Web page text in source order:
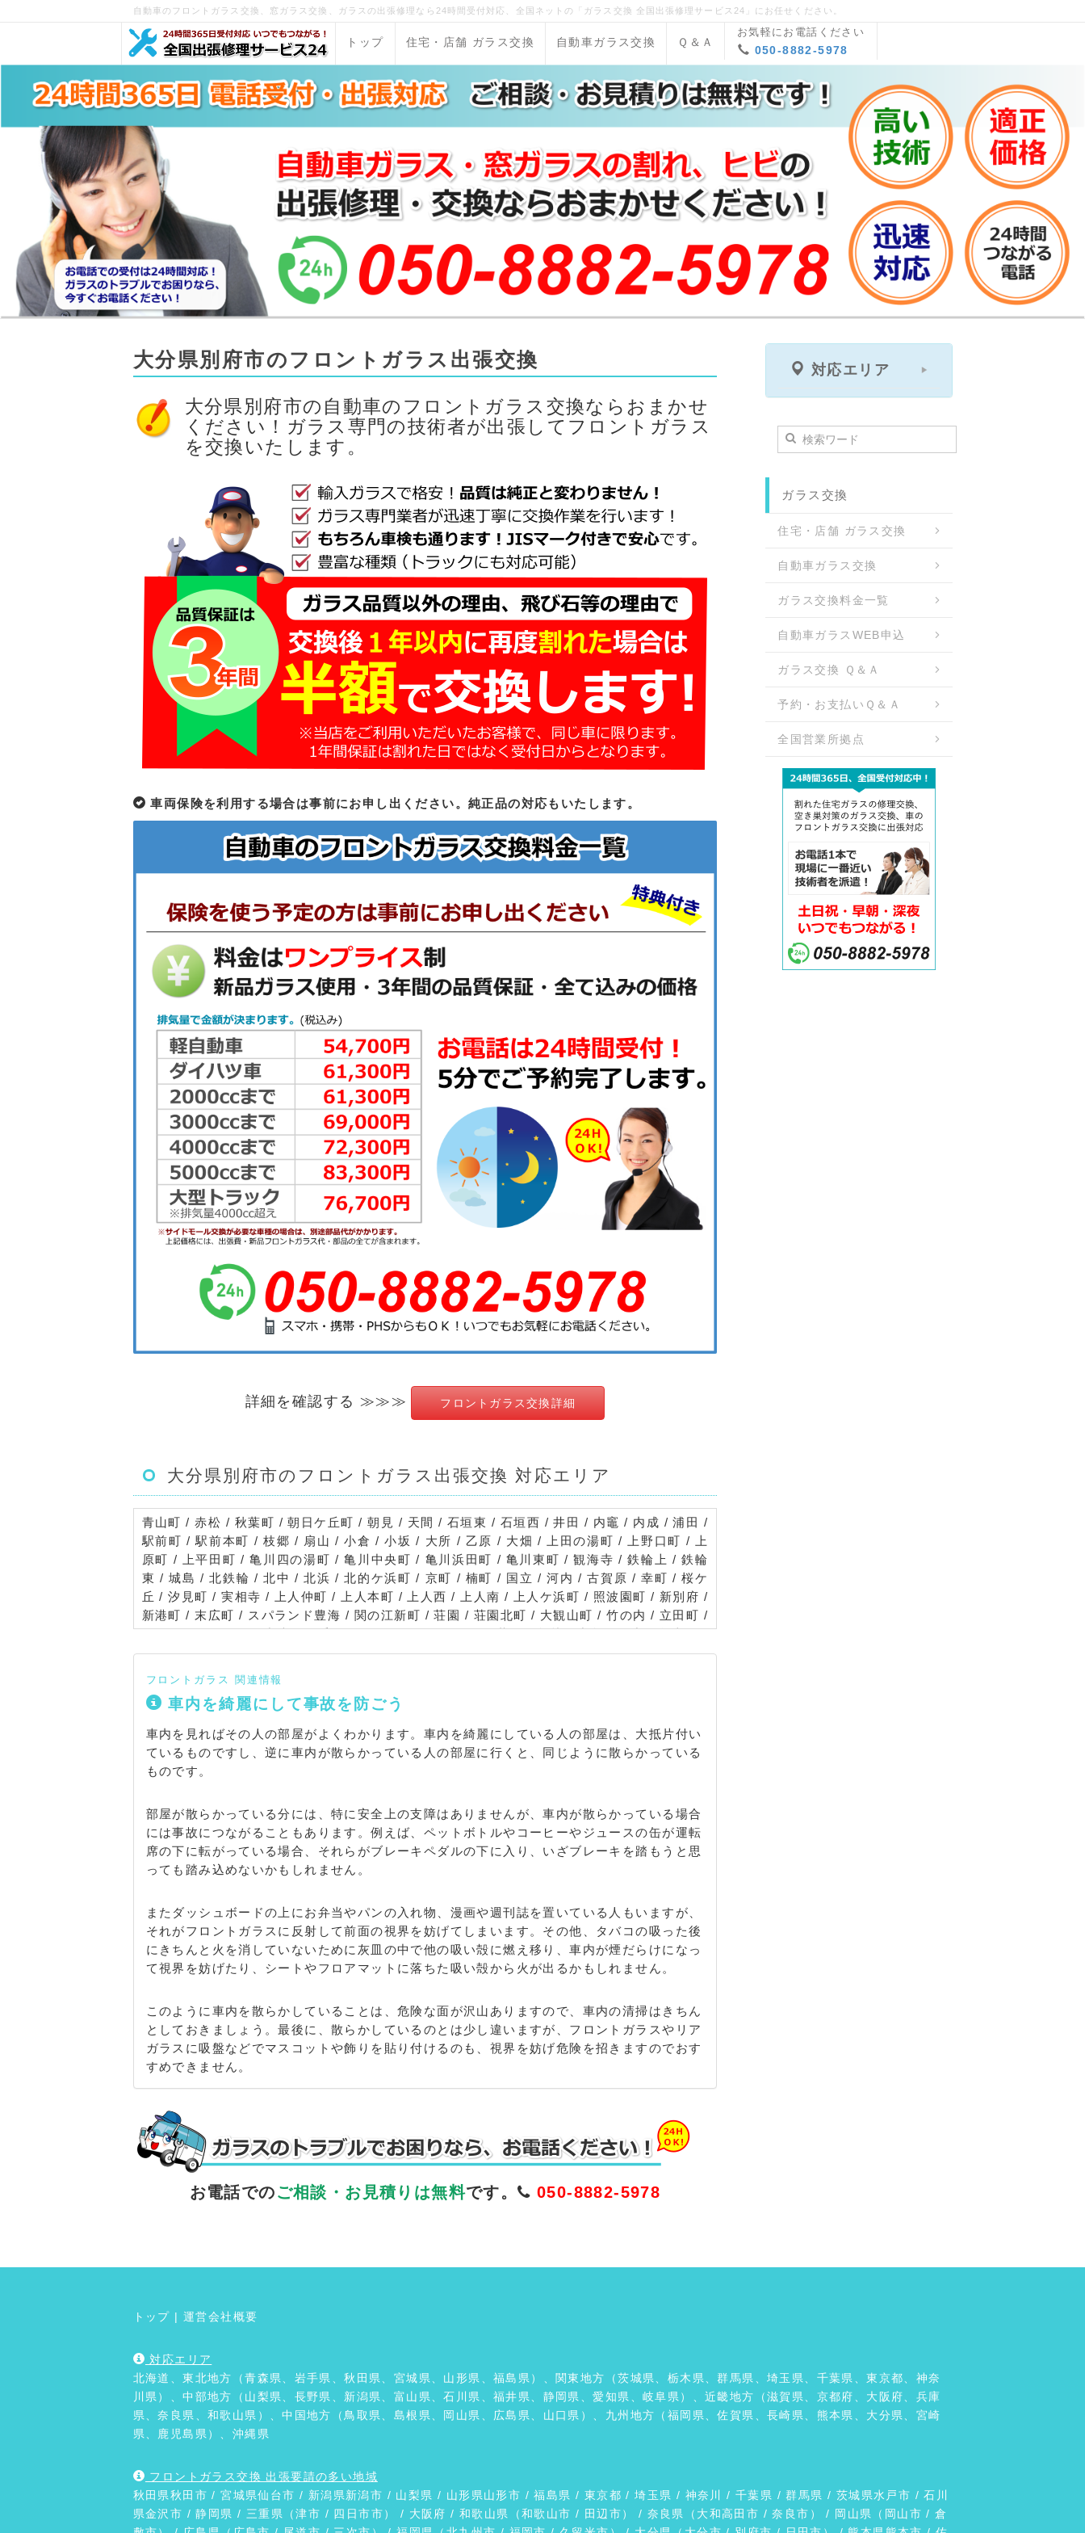
自動車のフロントガラス交換、窓ガラス交換、ガラスの出張修理なら24時間受付対応、全国ネットの「ガラス交換 全国出張修理サービス24」にお任せください。
トップ 住宅・店舗 ガラス交換 自動車ガラス交換 Ｑ＆Ａ
お気軽にお電話ください
050-8882-5978
大分県別府市のフロントガラス出張交換
大分県別府市の自動車のフロントガラス交換ならおまかせ
ください！ガラス専門の技術者が出張してフロントガラス
を交換いたします。
車両保険を利用する場合は事前にお申し出ください。純正品の対応もいたします。
詳細を確認する ≫≫≫ フロントガラス交換詳細
大分県別府市のフロントガラス出張交換 対応エリア
青山町 / 赤松 / 秋葉町 / 朝日ケ丘町 / 朝見 / 天間 / 石垣東 / 石垣西 / 井田 / 内竈 / 内成 / 浦田 /
駅前町 / 駅前本町 / 枝郷 / 扇山 / 小倉 / 小坂 / 大所 / 乙原 / 大畑 / 上田の湯町 / 上野口町 / 上
原町 / 上平田町 / 亀川四の湯町 / 亀川中央町 / 亀川浜田町 / 亀川東町 / 観海寺 / 鉄輪上 / 鉄輪
東 / 城島 / 北鉄輪 / 北中 / 北浜 / 北的ケ浜町 / 京町 / 楠町 / 国立 / 河内 / 古賀原 / 幸町 / 桜ケ
丘 / 汐見町 / 実相寺 / 上人仲町 / 上人本町 / 上人西 / 上人南 / 上人ケ浜町 / 照波園町 / 新別府 /
新港町 / 末広町 / スパランド豊海 / 関の江新町 / 荘園 / 荘園北町 / 大観山町 / 竹の内 / 立田町 /
中須賀本町 / 中須賀元町 / 西野口町 / 野口中町 / 野口元町 / 野口原 / 野田 / 馬場 / 浜町 / 浜脇 /
原町 / 春木 / 光町 / 東荘園 / 東山一区 / 東山二区 / 平田町 / 富士見町 / 船小路町 / 古市町 / 風
石一区 / 南立石二区 / 南立石八幡町 / 南立石本町 / 南町 / 南的ケ浜町 / 御幸 / 明礬 / 餅ケ浜町 /
元町 / 柳 / 山家 / 山の口 / 山の手町 / 弓ケ浜町 / 湯山 / 両郡橋 / 若草町
フロントガラス 関連情報
車内を綺麗にして事故を防ごう
車内を見ればその人の部屋がよくわかります。車内を綺麗にしている人の部屋は、大抵片付い
ているものですし、逆に車内が散らかっている人の部屋に行くと、同じように散らかっている
ものです。
部屋が散らかっている分には、特に安全上の支障はありませんが、車内が散らかっている場合
には事故につながることもあります。例えば、ペットボトルやコーヒーやジュースの缶が運転
席の下に転がっている場合、それらがブレーキペダルの下に入り、いざブレーキを踏もうと思
っても踏み込めないかもしれません。
またダッシュボードの上にお弁当やパンの入れ物、漫画や週刊誌を置いている人もいますが、
それがフロントガラスに反射して前面の視界を妨げてしまいます。その他、タバコの吸った後
にきちんと火を消していないために灰皿の中で他の吸い殻に燃え移り、車内が煙だらけになっ
て視界を妨げたり、シートやフロアマットに落ちた吸い殻から火が出るかもしれません。
このように車内を散らかしていることは、危険な面が沢山ありますので、車内の清掃はきちん
としておきましょう。最後に、散らかしているのとは少し違いますが、フロントガラスやリア
ガラスに吸盤などでマスコットや飾りを貼り付けるのも、視界を妨げ危険を招きますのでおす
すめできません。
お電話でのご相談・お見積りは無料です。 050-8882-5978
対応エリア
ガラス交換
住宅・店舗 ガラス交換
自動車ガラス交換
ガラス交換料金一覧
自動車ガラスWEB申込
ガラス交換 Ｑ＆Ａ
予約・お支払いＱ＆Ａ
全国営業所拠点
トップ | 運営会社概要
対応エリア
北海道、東北地方（青森県、岩手県、秋田県、宮城県、山形県、福島県）、関東地方（茨城県、栃木県、群馬県、埼玉県、千葉県、東京都、神奈
川県）、中部地方（山梨県、長野県、新潟県、富山県、石川県、福井県、静岡県、愛知県、岐阜県）、近畿地方（滋賀県、京都府、大阪府、兵庫
県、奈良県、和歌山県）、中国地方（鳥取県、島根県、岡山県、広島県、山口県）、九州地方（福岡県、佐賀県、長崎県、熊本県、大分県、宮崎
県、鹿児島県）、沖縄県
フロントガラス交換 出張要請の多い地域
秋田県秋田市 / 宮城県仙台市 / 新潟県新潟市 / 山梨県 / 山形県山形市 /福島県 / 東京都 / 埼玉県 / 神奈川 / 千葉県 /群馬県 / 茨城県水戸市 / 石川
県金沢市 /静岡県 / 三重県（津市 / 四日市市） / 大阪府 / 和歌山県（和歌山市 / 田辺市） / 奈良県（ 大和高田市 /奈良市 ） / 岡山県（ 岡山市 /倉